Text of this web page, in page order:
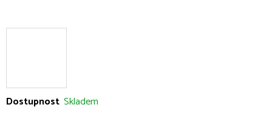
Dostupnost Skladem